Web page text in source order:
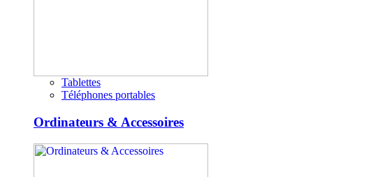
Tablettes
Téléphones portables
Ordinateurs & Accessoires